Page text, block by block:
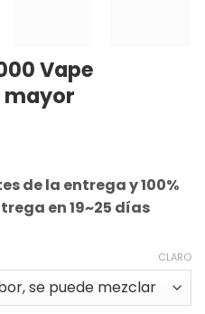
Vape
mayor
de la entrega y 100%
en 19~25 días
CLARO